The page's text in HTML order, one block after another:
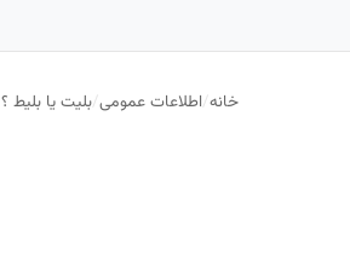
خانه/اطلاعات عمومی/بلیت یا بلیط ؟